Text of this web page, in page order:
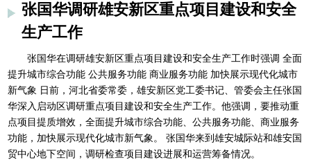
张国华调研雄安新区重点项目建设和安全
生产工作
张国华在调研雄安新区重点项目建设和安全生产工作时强调 全面
提升城市综合功能 公共服务功能 商业服务功能 加快展示现代化城市
新气象 日前，河北省委常委，雄安新区党工委书记、管委会主任张国
华深入启动区调研重点项目建设和安全生产工作。他强调，要推动重
点项目提质增效，全面提升城市综合功能、公共服务功能、商业服务
功能，加快展示现代化城市新气象。 张国华来到雄安城际站和雄安国
贸中心地下空间，调研检查项目建设进展和运营筹备情况。